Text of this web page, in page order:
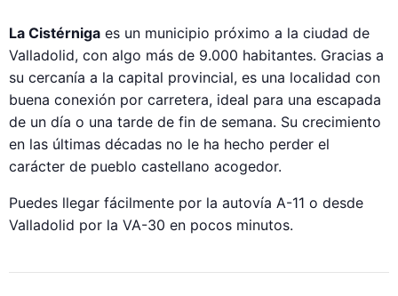
La Cistérniga es un municipio próximo a la ciudad de
Valladolid, con algo más de 9.000 habitantes. Gracias a
su cercanía a la capital provincial, es una localidad con
buena conexión por carretera, ideal para una escapada
de un día o una tarde de fin de semana. Su crecimiento
en las últimas décadas no le ha hecho perder el
carácter de pueblo castellano acogedor.
Puedes llegar fácilmente por la autovía A-11 o desde
Valladolid por la VA-30 en pocos minutos.